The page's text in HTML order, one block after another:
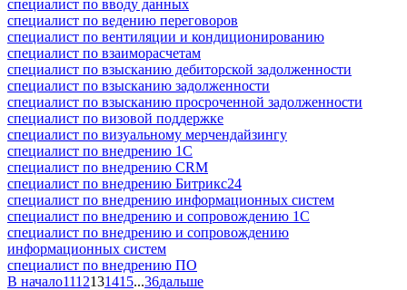
специалист по вводу данных
специалист по ведению переговоров
специалист по вентиляции и кондиционированию
специалист по взаиморасчетам
специалист по взысканию дебиторской задолженности
специалист по взысканию задолженности
специалист по взысканию просроченной задолженности
специалист по визовой поддержке
специалист по визуальному мерчендайзингу
специалист по внедрению 1С
специалист по внедрению CRM
специалист по внедрению Битрикс24
специалист по внедрению информационных систем
специалист по внедрению и сопровождению 1С
специалист по внедрению и сопровождению
информационных систем
специалист по внедрению ПО
В начало1112131415...36дальше